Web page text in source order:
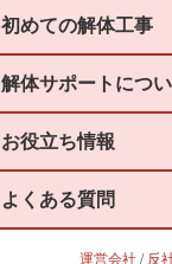
初めての解体工事
解体サポートにつ
お役立ち情報
よくある質問
運営会社 / 反